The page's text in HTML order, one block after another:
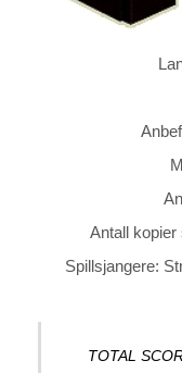
Antall kopier
Spillsjangere:
TOTAL